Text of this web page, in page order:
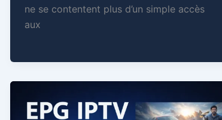
ne se contentent plus d’un simple accès
aux